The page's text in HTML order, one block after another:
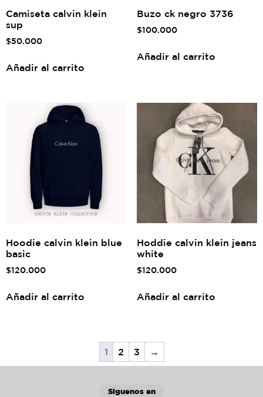
Camiseta calvin klein
sup
$50.000
Añadir al carrito
Buzo ck negro 3736
$100.000
Añadir al carrito
Hoodie calvin klein blue
basic
$120.000
Añadir al carrito
Hoddie calvin klein jeans
white
$120.000
Añadir al carrito
1 2 3 →
Siguenos en